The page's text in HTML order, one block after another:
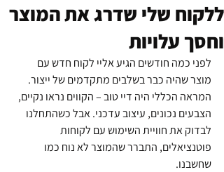
ללקוח שלי שדרג את המוצר
וחסך עלויות
לפני כמה חודשים הגיע אליי לקוח חדש עם
מוצר שהיה כבר בשלבים מתקדמים של ייצור.
המראה הכללי היה דיי טוב – הקווים נראו נקיים,
הצבעים נכונים, עיצוב עדכני. אבל כשהתחלנו
לבדוק את חוויית השימוש עם לקוחות
פוטנציאלים, התברר שהמוצר לא נוח כמו
שחשבנו.